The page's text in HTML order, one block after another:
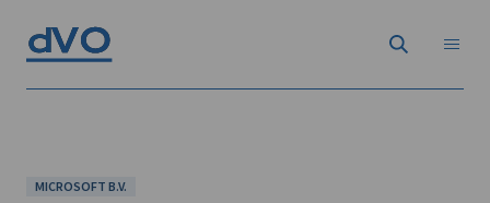
MICROSOFT B.V.